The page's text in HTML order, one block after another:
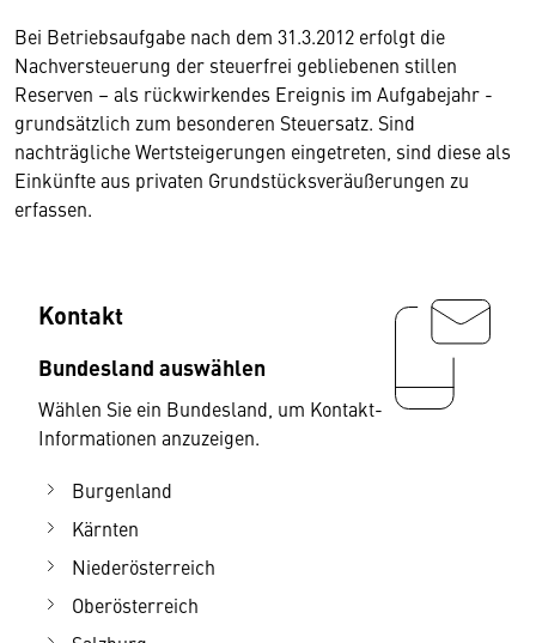
Bei Betriebsaufgabe nach dem 31.3.2012 erfolgt die
Nachversteuerung der steuerfrei gebliebenen stillen
Reserven – als rückwirkendes Ereignis im Aufgabejahr -
grundsätzlich zum besonderen Steuersatz. Sind
nachträgliche Wertsteigerungen eingetreten, sind diese als
Einkünfte aus privaten Grundstücksveräußerungen zu
erfassen.
Kontakt
Bundesland auswählen
Wählen Sie ein Bundesland, um Kontakt-
Informationen anzuzeigen.
Burgenland
Kärnten
Niederösterreich
Oberösterreich